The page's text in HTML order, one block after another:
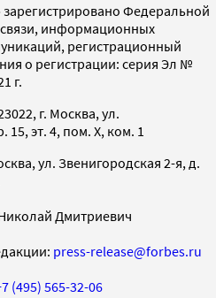
зарегистрировано Федеральной
информационных
регистрационный
о регистрации: серия Эл №
г.
г. Москва, ул.
15, эт. 4, пом. X, ком. 1
ул. Звенигородская 2-я, д.
Дмитриевич
press-release@forbes.ru
(495) 565-32-06